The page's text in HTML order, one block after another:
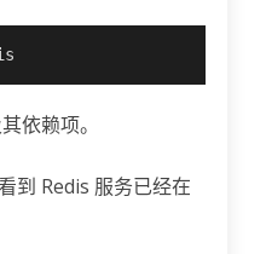
依赖项。
到 Redis 服务已经在